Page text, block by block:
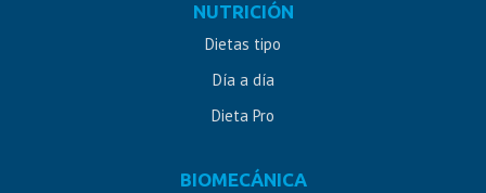
NUTRICIÓN
Dietas tipo
Día a día
Dieta Pro
BIOMECÁNICA